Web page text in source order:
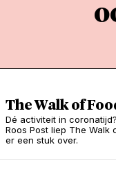
The Walk of
Dé activiteit in
Roos Post liep The
er een stuk over.